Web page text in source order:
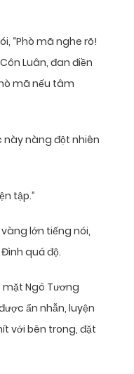
“Phò mã nghe rõ!
Luân, đan điền
mã nếu tâm
này nàng đột nhiên
tập.”
lớn tiếng nói,
quá độ.
Ngô Tương
ẩn nhẫn, luyện
với bên trong, đặt